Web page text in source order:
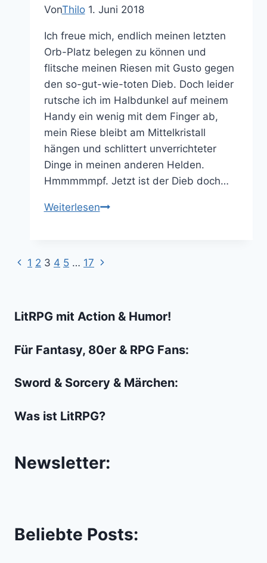
VonThilo 1. Juni 2018
Ich freue mich, endlich meinen letzten
Orb-Platz belegen zu können und
flitsche meinen Riesen mit Gusto gegen
den so-gut-wie-toten Dieb. Doch leider
rutsche ich im Halbdunkel auf meinem
Handy ein wenig mit dem Finger ab,
mein Riese bleibt am Mittelkristall
hängen und schlittert unverrichteter
Dinge in meinen anderen Helden.
Hmmmmmpf. Jetzt ist der Dieb doch…
WeiterlesenSmashing
Seitennavigation
Vorherige
1 2 3 4 5 … 17 Nächste
LitRPG mit Action & Humor!
Für Fantasy, 80er & RPG Fans:
Sword & Sorcery & Märchen:
Was ist LitRPG?
Newsletter:
Beliebte Posts: